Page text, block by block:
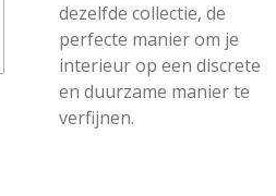
dezelfde collectie, de
perfecte manier om je
interieur op een discrete
en duurzame manier te
verfijnen.